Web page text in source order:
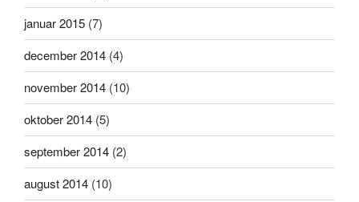
januar 2015 (7)
december 2014 (4)
november 2014 (10)
oktober 2014 (5)
september 2014 (2)
august 2014 (10)